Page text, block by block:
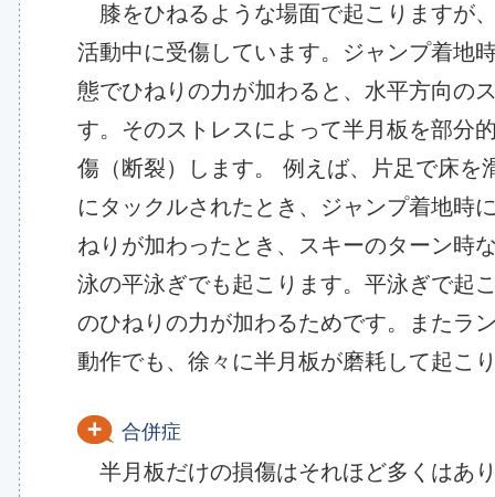
膝をひねるような場面で起こりますが
活動中に受傷しています。ジャンプ着地
態でひねりの力が加わると、水平方向の
す。そのストレスによって半月板を部分
傷（断裂）します。 例えば、片足で床を
にタックルされたとき、ジャンプ着地時
ねりが加わったとき、スキーのターン時
泳の平泳ぎでも起こります。平泳ぎで起
のひねりの力が加わるためです。またラ
動作でも、徐々に半月板が磨耗して起こ
合併症
半月板だけの損傷はそれほど多くはあ